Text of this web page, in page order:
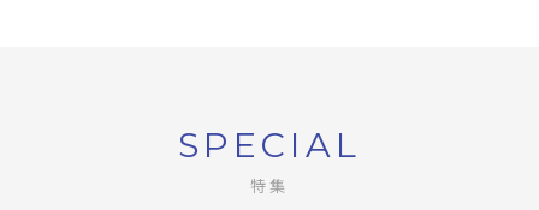
SPECIAL
特集